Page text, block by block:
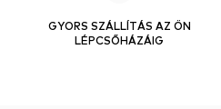
GYORS SZÁLLÍTÁS AZ ÖN
LÉPCSŐHÁZÁIG